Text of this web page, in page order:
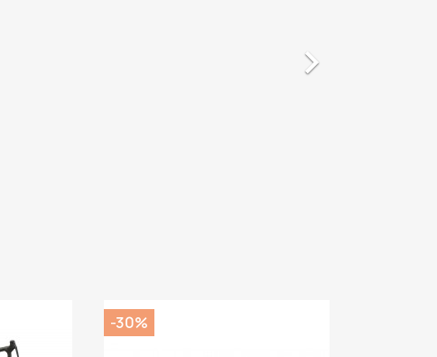

-30%